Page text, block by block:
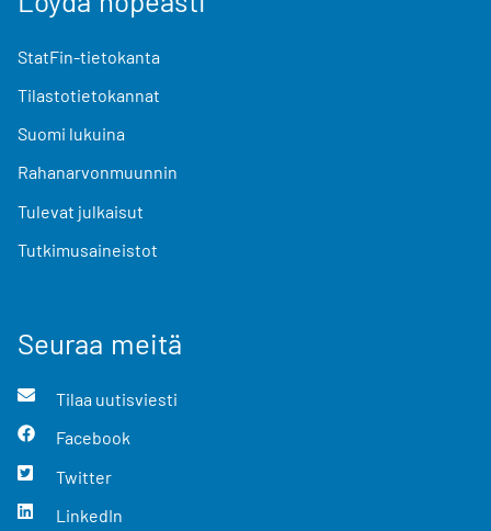
StatFin-tietokanta
Tilastotietokannat
Suomi lukuina
Rahanarvonmuunnin
Tulevat julkaisut
Tutkimusaineistot
Seuraa meitä
Tilaa uutisviesti
Facebook
Twitter
LinkedIn